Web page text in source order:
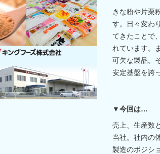
きな粉や片栗
す。日々変わ
てきたことで
れています。
可欠な製品。
安定基盤を誇
▼今回は…
売上、生産数
当社。社内の
製造のポジシ